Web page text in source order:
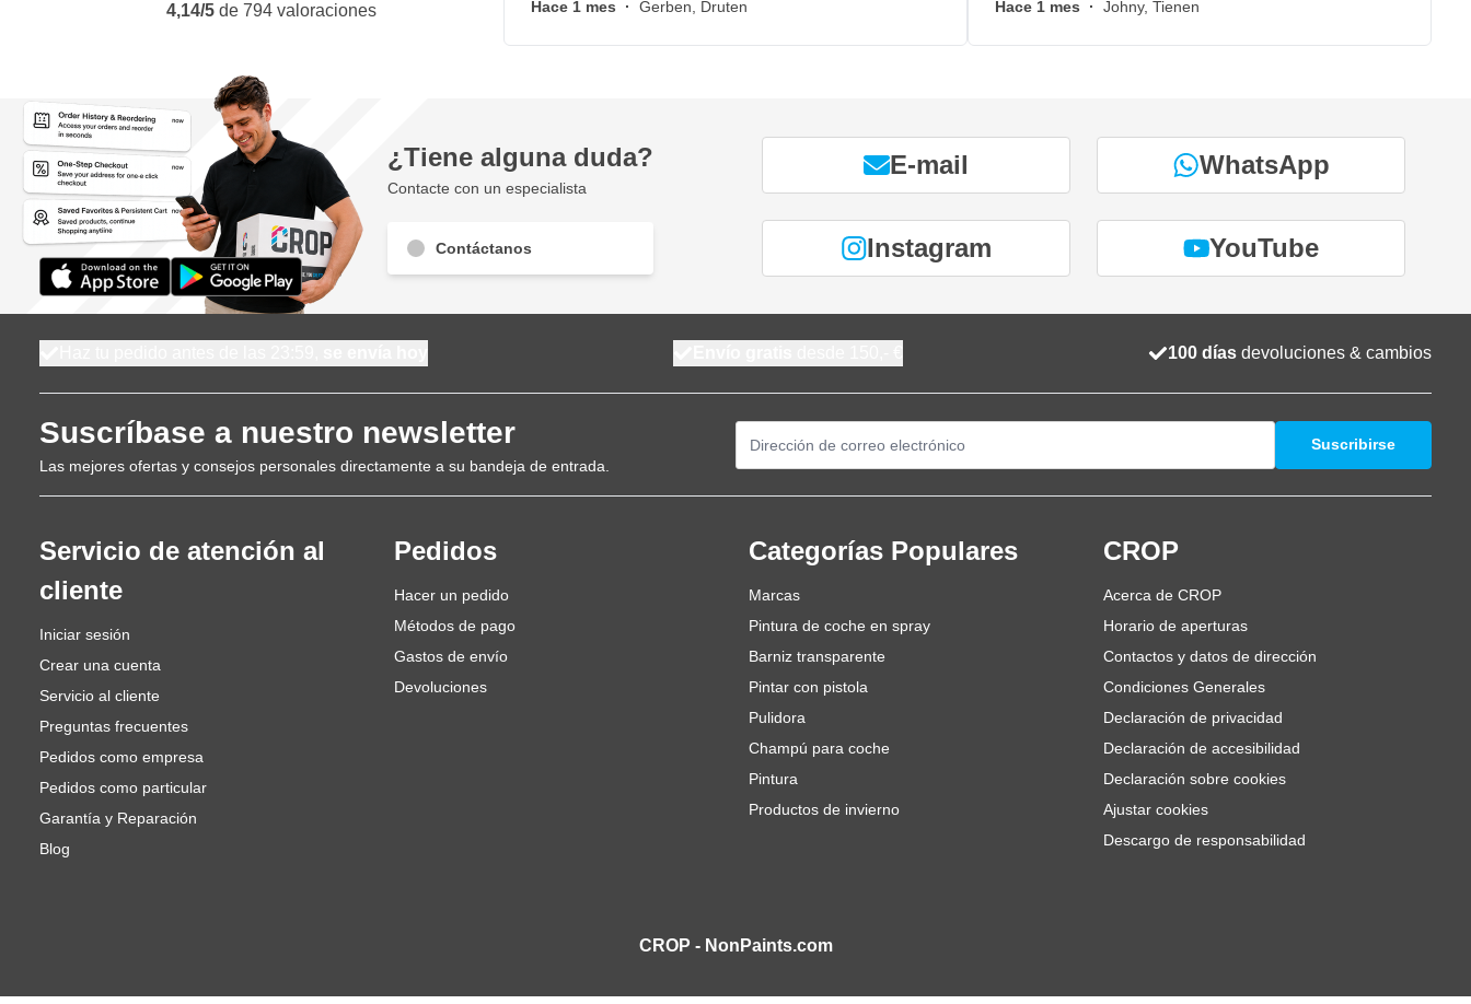
4,14/5 de 794 valoraciones Hace 1 mes · Gerben, Druten
Hace 1 mes · Johny, Tienen
¿Tiene alguna duda?
Contacte con un especialista
Contáctanos
E-mail WhatsApp
Instagram YouTube
100 días devoluciones & cambios
Suscríbase a nuestro newsletter
Las mejores ofertas y consejos personales directamente a su bandeja de entrada.
Suscribirse
Servicio de atención al
cliente
Iniciar sesión
Crear una cuenta
Servicio al cliente
Preguntas frecuentes
Pedidos como empresa
Pedidos como particular
Garantía y Reparación
Blog
Pedidos
Hacer un pedido
Métodos de pago
Gastos de envío
Devoluciones
Categorías Populares
Marcas
Pintura de coche en spray
Barniz transparente
Pintar con pistola
Pulidora
Champú para coche
Pintura
Productos de invierno
CROP
Acerca de CROP
Horario de aperturas
Contactos y datos de dirección
Condiciones Generales
Declaración de privacidad
Declaración de accesibilidad
Declaración sobre cookies
Ajustar cookies
Descargo de responsabilidad
CROP - NonPaints.com